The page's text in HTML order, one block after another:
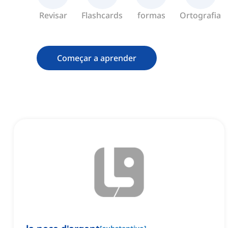
Revisar Flashcards formas Ortografia
Começar a aprender